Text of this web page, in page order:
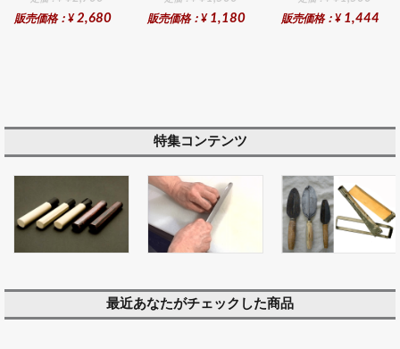
販売価格：¥ 2,680 販売価格：¥ 1,180 販売価格：¥ 1,444
特集コンテンツ
最近あなたがチェックした商品